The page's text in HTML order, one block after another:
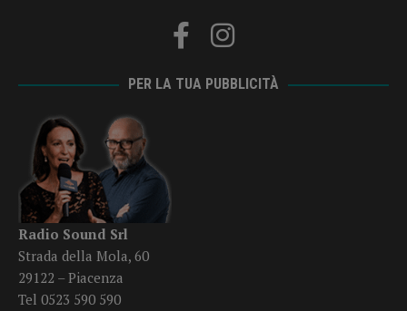
PER LA TUA PUBBLICITÀ
Radio Sound Srl
Strada della Mola, 60
29122 – Piacenza
Tel 0523 590 590